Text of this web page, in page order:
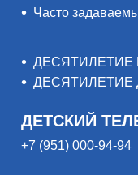
Часто
ДЕСЯТИЛЕТИЕ
ДЕСЯТИЛЕТИЕ
ДЕТСКИЙ
+7 (951) 000-94-94